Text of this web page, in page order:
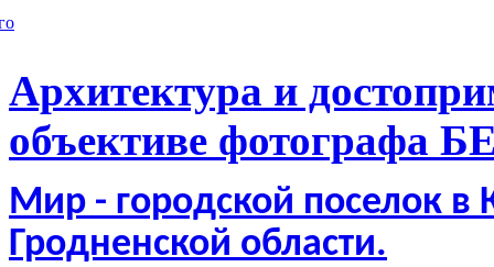
Архитектура и
объективе фотографа
Мир - городской поселок в
Гродненской области.